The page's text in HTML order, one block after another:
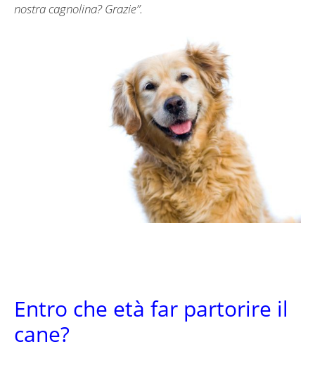
nostra cagnolina? Grazie”.
Entro che età far partorire il
cane?